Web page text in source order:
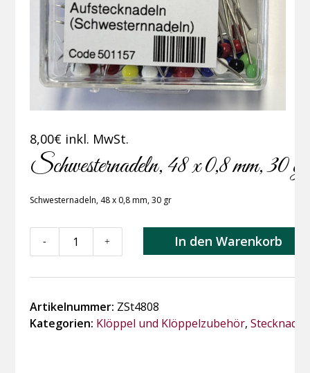
8,00€ inkl. MwSt.
Schwesternadeln, 48 x 0,8 mm, 30 gr
Schwesternadeln, 48 x 0,8 mm, 30 gr
Schwesternadeln,
48
mm,
30
- + In den Warenkorb
Artikelnummer: ZSt4808
Kategorien: Klöppel und Klöppelzubehör,